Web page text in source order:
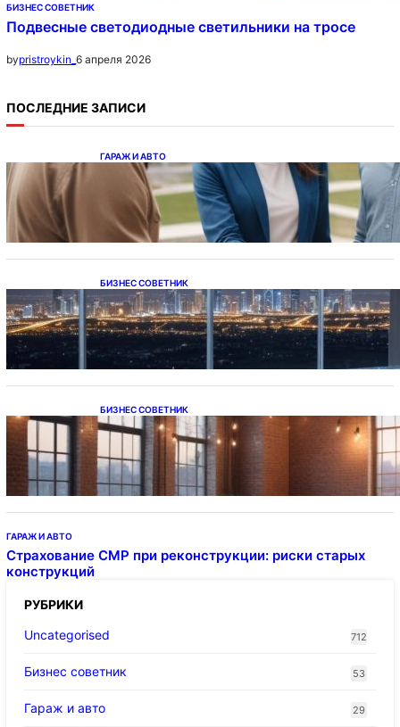
БИЗНЕС СОВЕТНИК
Подвесные светодиодные светильники на тросе
bypristroykin_ 6 апреля 2026
ПОСЛЕДНИЕ ЗАПИСИ
ГАРАЖ И АВТО
Ипотека на новостройки при оформлении
напрямую у застройщика
БИЗНЕС СОВЕТНИК
Каталог светодиодных светильников и
LED-освещения в Казахстане
БИЗНЕС СОВЕТНИК
Подвесные светодиодные светильники на
тросе
ГАРАЖ И АВТО
Страхование СМР при реконструкции: риски старых
конструкций
РУБРИКИ
Uncategorised
712
Бизнес советник 53
Гараж и авто 29